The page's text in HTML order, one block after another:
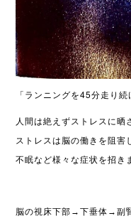
「ランニングを45分走り続
人間は絶えずストレスに晒
ストレスは脳の働きを阻害
不眠など様々な症状を招き
脳の視床下部→下垂体→副